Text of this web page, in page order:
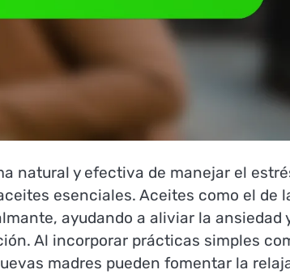
natural y efectiva de manejar el
esenciales. Aceites como el de
ayudando a aliviar la ansiedad
Al incorporar prácticas simples
madres pueden fomentar la